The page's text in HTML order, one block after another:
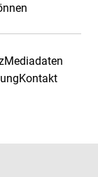
Mediadaten
Kontakt